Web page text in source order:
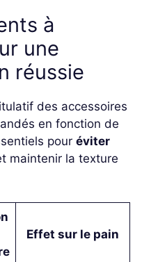
à
une
réussie
des accessoires
en fonction de
pour éviter
maintenir la texture
Effet sur le pain